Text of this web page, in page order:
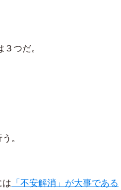
つだ。
。
は 「不安解消」が大事である